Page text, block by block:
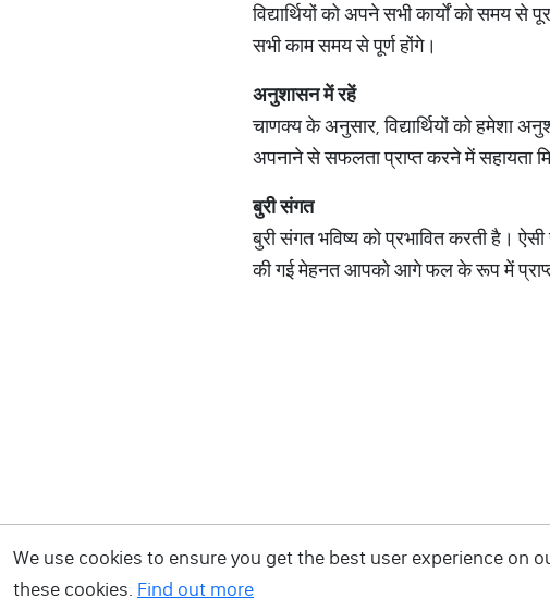
विद्यार्थियों को अपने सभी कार्यों को
सभी काम समय से पूर्ण होंगे।
अनुशासन में रहें
चाणक्य के अनुसार, विद्यार्थियों को हमेशा
अपनाने से सफलता प्राप्त करने में सहायता
बुरी संगत
बुरी संगत भविष्य को प्रभावित करती है। ऐसी
की गई मेहनत आपको आगे फल के रूप में
We use cookies to ensure you get the best user experience on
these cookies. Find out more